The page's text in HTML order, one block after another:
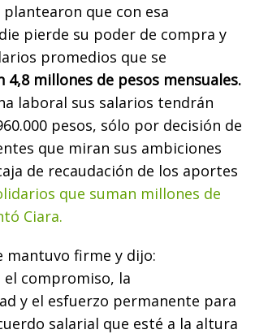
plantearon que con esa
pierde su poder de compra y
promedios que se
4,8 millones de pesos mensuales.
laboral sus salarios tendrán
pesos, sólo por decisión de
que miran sus ambiciones
de recaudación de los aportes
que suman millones de
Ciara.
mantuvo firme y dijo:
el compromiso, la
y el esfuerzo permanente para
salarial que esté a la altura